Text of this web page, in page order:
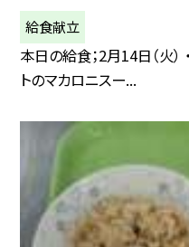
給食献立
本日の給食；2月14日（火）
トのマカロニスー...